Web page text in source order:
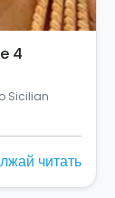
4
Sicilian
читать